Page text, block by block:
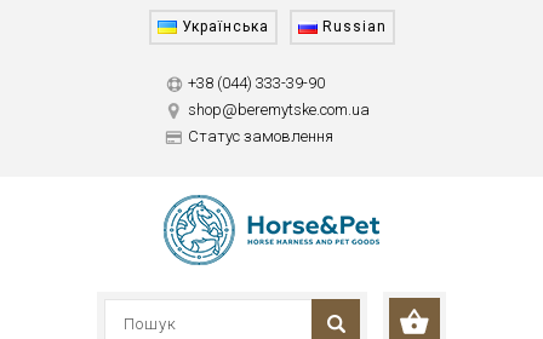
Українська Russian
+38 (044) 333-39-90
shop@beremytske.com.ua
Статус замовлення